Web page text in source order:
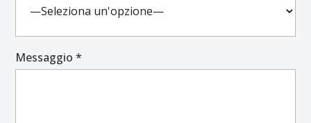
Messaggio *